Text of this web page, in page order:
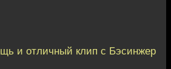
и отличный клип с Бэсинжер